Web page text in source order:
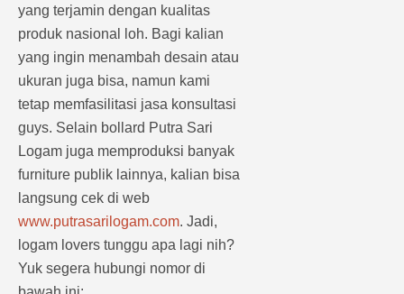
yang terjamin dengan kualitas
produk nasional loh. Bagi kalian
yang ingin menambah desain atau
ukuran juga bisa, namun kami
tetap memfasilitasi jasa konsultasi
guys. Selain bollard Putra Sari
Logam juga memproduksi banyak
furniture publik lainnya, kalian bisa
langsung cek di web
www.putrasarilogam.com. Jadi,
logam lovers tunggu apa lagi nih?
Yuk segera hubungi nomor di